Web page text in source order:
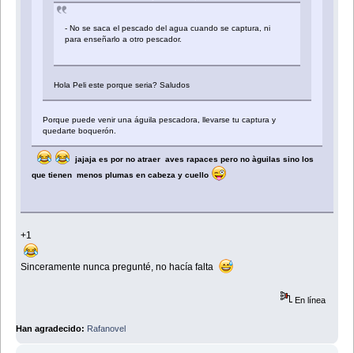
- No se saca el pescado del agua cuando se captura, ni
para enseñarlo a otro pescador.
Hola Peli este porque seria? Saludos
Porque puede venir una águila pescadora, llevarse tu captura y
quedarte boquerón.
jajaja es por no atraer aves rapaces pero no àguilas sino los
que tienen menos plumas en cabeza y cuello
+1
Sinceramente nunca pregunté, no hacía falta
En línea
Han agradecido: Rafanovel